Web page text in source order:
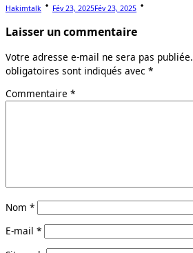
Hakimtalk Fév 23, 2025Fév 23, 2025
Laisser un commentaire
Votre adresse e-mail ne sera pas publiée.
obligatoires sont indiqués avec *
Commentaire *
Nom *
E-mail *